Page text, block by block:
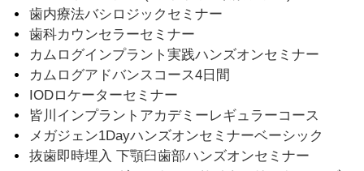
歯内療法バシロジックセミナー
歯科カウンセラーセミナー
カムログインプラント実践ハンズオンセミナー
カムログアドバンスコース4日間
IODロケーターセミナー
皆川インプラントアカデミーレギュラーコース
メガジェン1Dayハンズオンセミナーベーシック
抜歯即時埋入 下顎臼歯部ハンズオンセミナー